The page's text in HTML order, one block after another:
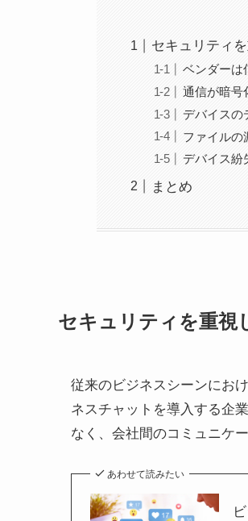
セキュリティ
ベンダーは
通信が暗号
デバイスの
ファイルの
デバイス紛
まとめ
セキュリティを重視
従来のビジネスシーンにお
ネスチャットを導入する企
なく、会社間のコミュニケ
あわせて読みたい